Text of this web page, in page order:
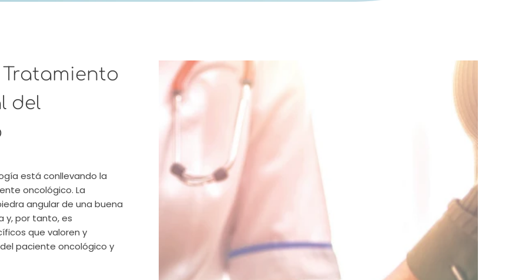
del
está conllevando la
oncológico. La
angular de una buena
y, por tanto, es
que valoren y
paciente oncológico y